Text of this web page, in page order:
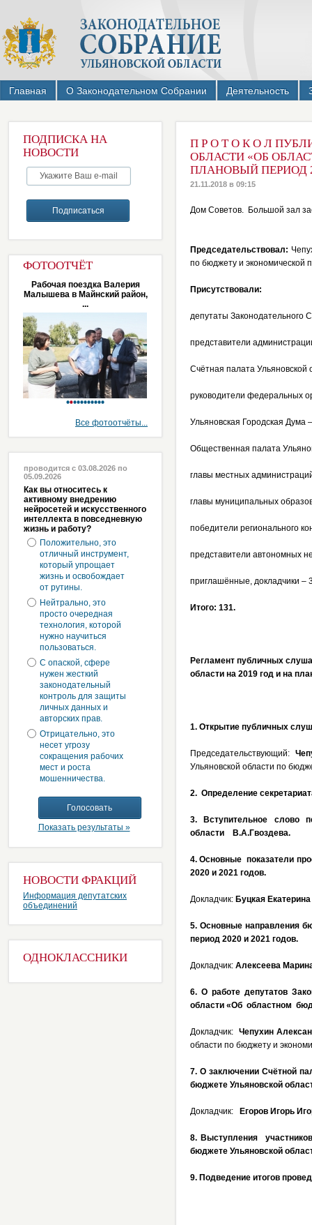
Главная О Законодательном Собрании Деятельность
ПОДПИСКА НА
НОВОСТИ
ФОТООТЧЁТ
Рабочая поездка Валерия
Малышева в Майнский район,
...
Все фотоотчёты...
проводится с 03.08.2026 по
05.09.2026
Как вы относитесь к
активному внедрению
нейросетей и искусственного
интеллекта в повседневную
жизнь и работу?
Положительно, это
отличный инструмент,
который упрощает
жизнь и освобождает
от рутины.
Нейтрально, это
просто очередная
технология, которой
нужно научиться
пользоваться.
С опаской, сфере
нужен жесткий
законодательный
контроль для защиты
личных данных и
авторских прав.
Отрицательно, это
несет угрозу
сокращения рабочих
мест и роста
мошенничества.
Показать результаты »
НОВОСТИ ФРАКЦИЙ
Информация депутатских
объединений
ОДНОКЛАССНИКИ
П Р О Т О К О Л
ОБЛАСТИ «ОБ
ПЛАНОВЫЙ ПЕРИОД
21.11.2018 в 09:15
Дом Советов. Большой
Председательствовал:
по бюджету и экономической
Присутствовали:
депутаты Законодательного
представители
Счётная палата Ульяновской
руководители федеральных
Ульяновская Городская Дума
Общественная палата
главы местных
главы муниципальных
победители регионального
представители автономных
приглашённые, докладчики –
Итого: 131.
Регламент публичных
области на 2019 год и на
1. Открытие публичных
Председательствующий:
Ульяновской области по
2. Определение
3. Вступительное слово
области В.А.Гвоздева.
4. Основные показатели
2020 и 2021 годов.
Докладчик: Буцкая
5. Основные направления
период 2020 и 2021 годов.
Докладчик: Алексеева
6. О работе депутатов
области «Об областном
Докладчик: Чепухин
области по бюджету и
7. О заключении Счётной
бюджете Ульяновской
Докладчик: Егоров Игорь
8. Выступления
бюджете Ульяновской
9. Подведение итогов